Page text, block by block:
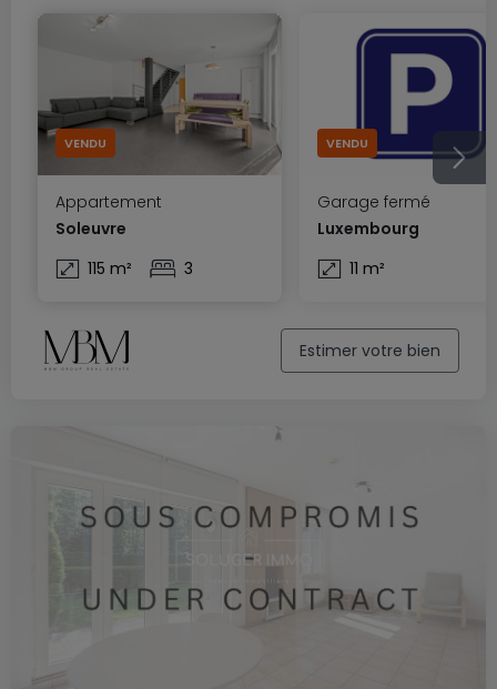
VENDU
Appartement
Soleuvre
115 m²
3
VENDU
Garage fermé
Luxembourg
11 m²
Estimer votre bien